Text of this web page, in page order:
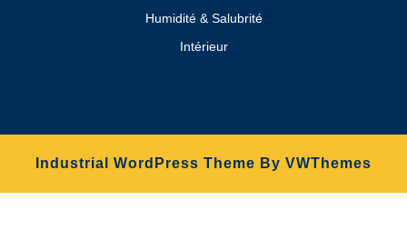
Humidité & Salubrité
Intérieur
Industrial WordPress Theme By VWThemes